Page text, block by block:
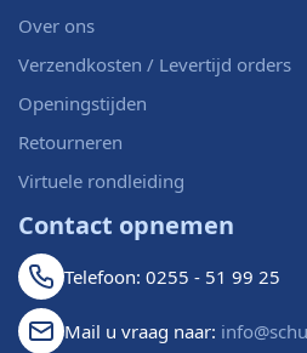
Over ons
Verzendkosten / Levertijd orders
Openingstijden
Retourneren
Virtuele rondleiding
Contact opnemen
Telefoon: 0255 - 51 99 25
Mail u vraag naar: